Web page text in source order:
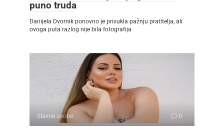
puno truda
Danijela Dvornik ponovno je privukla pažnju pratitelja, ali
ovoga puta razlog nije bila fotografija
Slavne osobe 0